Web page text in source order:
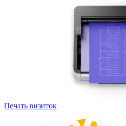
Печать визиток